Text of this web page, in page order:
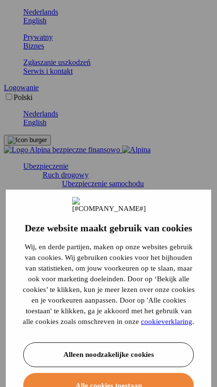
Deze website maakt gebruik van cookies
Wij, en derde partijen, maken op onze websites gebruik
van cookies. Wij gebruiken cookies voor het bijhouden
van statistieken, om jouw voorkeuren op te slaan, maar
ook voor marketing doeleinden. Door op ‘Bekijk alle
cookies’ te klikken, kun je meer lezen over onze cookies
en je voorkeuren aanpassen. Door op 'Alle cookies
toestaan' te klikken, ga je akkoord met het gebruik van
alle cookies zoals omschreven in onze cookieverklaring.
Alleen noodzakelijke cookies
Nederlands
English
Prywatny
Biznes
Zgłaszanie uszkodzeń
Serwis i kontakt
Logowanie
Polski
Nederlands
English
Ubezpieczenie
Ruch drogowy
Ubezpieczenie samochodu
Ubezpieczenie samochodu dostawczego
Ubezpieczenie motoroweru
Ubezpieczenie motoroweru
Ubezpieczenie kampera
Ubezpieczenie Canta
Ubezpieczenie skutera trójkołowego
Ubezpieczenie pojazdu dla osób
niepełnosprawnych
Ubezpieczenie MMBS
Ubezpieczenie motocykla
Ubezpieczenie dla oldtimerów
Ubezpieczenie quadów
Ubezpieczenie skutera
Ubezpieczenie motoroweru
Tymczasowe ubezpieczenie samochodu
Życie
Ubezpieczenie od odpowiedzialności cywilnej
Ubezpieczenie zawartości
Ubezpieczenie od następstw nieszczęśliwych
wypadków
Ubezpieczenie budynku